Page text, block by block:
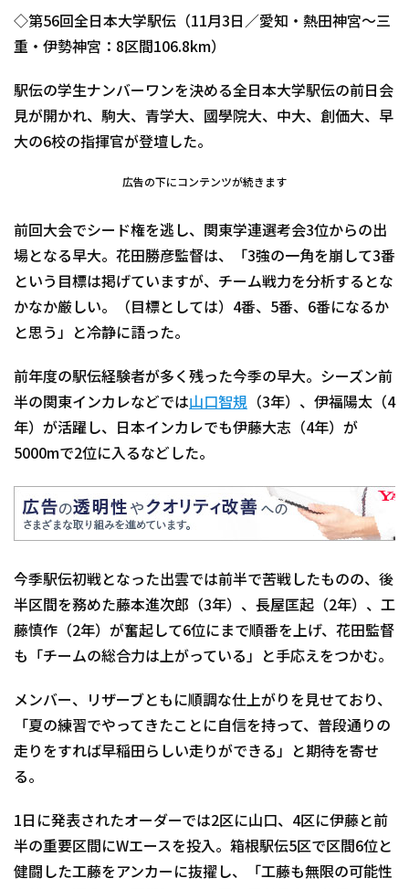
Mute
◇第56回全日本大学駅伝（11月3日／愛知・熱田神宮～三
重・伊勢神宮：8区間106.8km）
駅伝の学生ナンバーワンを決める全日本大学駅伝の前日会
見が開かれ、駒大、青学大、國學院大、中大、創価大、早
大の6校の指揮官が登壇した。
広告の下にコンテンツが続きます
前回大会でシード権を逃し、関東学連選考会3位からの出
場となる早大。花田勝彦監督は、「3強の一角を崩して3番
という目標は掲げていますが、チーム戦力を分析するとな
かなか厳しい。（目標としては）4番、5番、6番になるか
と思う」と冷静に語った。
前年度の駅伝経験者が多く残った今季の早大。シーズン前
半の関東インカレなどでは山口智規 （3年）、伊福陽太（4
年）が活躍し、日本インカレでも伊藤大志（4年）が
5000mで2位に入るなどした。
今季駅伝初戦となった出雲では前半で苦戦したものの、後
半区間を務めた藤本進次郎（3年）、長屋匡起（2年）、工
藤慎作（2年）が奮起して6位にまで順番を上げ、花田監督
も「チームの総合力は上がっている」と手応えをつかむ。
メンバー、リザーブともに順調な仕上がりを見せており、
「夏の練習でやってきたことに自信を持って、普段通りの
走りをすれば早稲田らしい走りができる」と期待を寄せ
る。
1日に発表されたオーダーでは2区に山口、4区に伊藤と前
半の重要区間にWエースを投入。箱根駅伝5区で区間6位と
健闘した工藤をアンカーに抜擢し、「工藤も無限の可能性